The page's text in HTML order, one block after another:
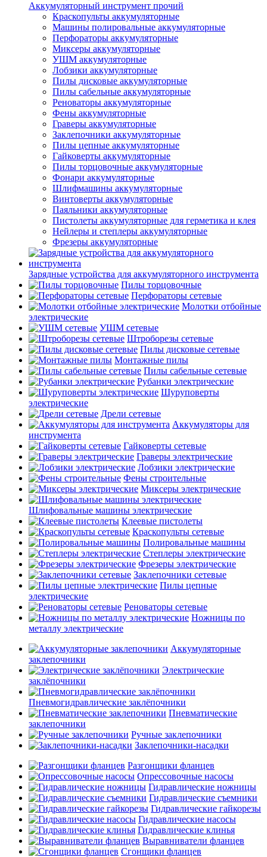
Аккумуляторный инструмент прочий
Краскопульты аккумуляторные
Машины полировальные аккумуляторные
Перфораторы аккумуляторные
Миксеры аккумуляторные
УШМ аккумуляторные
Лобзики аккумуляторные
Пилы дисковые аккумуляторные
Пилы сабельные аккумуляторные
Реноваторы аккумуляторные
Фены аккумуляторные
Граверы аккумуляторные
Заклепочники аккумуляторные
Пилы цепные аккумуляторные
Гайковерты аккумуляторные
Пилы торцовочные аккумуляторные
Фонари аккумуляторные
Шлифмашины аккумуляторные
Винтоверты аккумуляторные
Паяльники аккумуляторные
Пистолеты аккумуляторные для герметика и клея
Нейлеры и степлеры аккумуляторные
Фрезеры аккумуляторные
Зарядные устройства для аккумуляторного инструмента
Пилы торцовочные
Перфораторы сетевые
Молотки отбойные
электрические
УШМ сетевые
Штроборезы сетевые
Пилы дисковые сетевые
Монтажные пилы
Пилы сабельные сетевые
Рубанки электрические
Шуруповерты
электрические
Дрели сетевые
Аккумуляторы для
инструмента
Гайковерты сетевые
Граверы электрические
Лобзики электрические
Фены строительные
Миксеры электрические
Шлифовальные машины электрические
Клеевые пистолеты
Краскопульты сетевые
Полировальные машины
Степлеры электрические
Фрезеры электрические
Заклепочники сетевые
Пилы цепные
электрические
Реноваторы сетевые
Ножницы по
металлу электрические
Аккумуляторные
заклепочники
Электрические
заклёпочники
Пневмогидравлические заклёпочники
Пневматические
заклепочники
Ручные заклепочники
Заклепочники-насадки
Разгонщики фланцев
Опрессовочные насосы
Гидравлические ножницы
Гидравлические съемники
Гидравлические гайкорезы
Гидравлические насосы
Гидравлические клинья
Выравниватели фланцев
Сгонщики фланцев